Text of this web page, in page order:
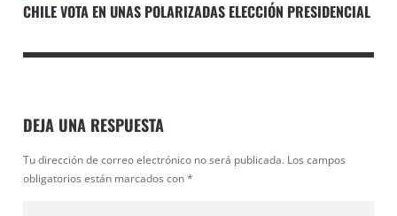
CHILE VOTA EN UNAS POLARIZADAS ELECCIÓN PRESIDENCIAL
DEJA UNA RESPUESTA
Tu dirección de correo electrónico no será publicada. Los campos
obligatorios están marcados con*